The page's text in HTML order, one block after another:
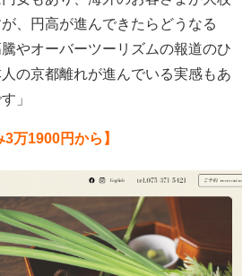
、円高が進んできたらどうなる
やオーバーツーリズムの報道のひ
の京都離れが進んでいる実感もあ
」
万1900円から】